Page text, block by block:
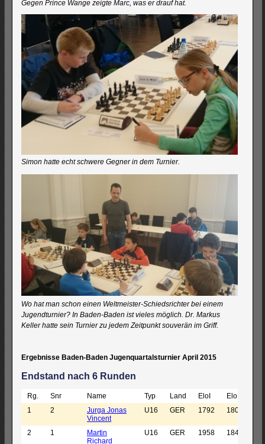
Gegen Prince Wange zeigte Marc, was er drauf hat.
Simon hatte echt schwere Gegner in dem Turnier.
Wo hat man schon einen Weltmeister-Schiedsrichter bei einem
Jugendturnier? In Baden-Baden ist vieles möglich. Dr. Markus
Keller hatte sein Turnier zu jedem Zeitpunkt souverän im Griff.
Ergebnisse Baden-Baden Jugenquartalsturnier April 2015
Endstand nach 6 Runden
Rg. Snr Name Typ Land EloI EloN
1
2
Jurga Jonas
Vincent
U16 GER 1792 1804
2
1
Martin
Richard
U16 GER 1958 1846